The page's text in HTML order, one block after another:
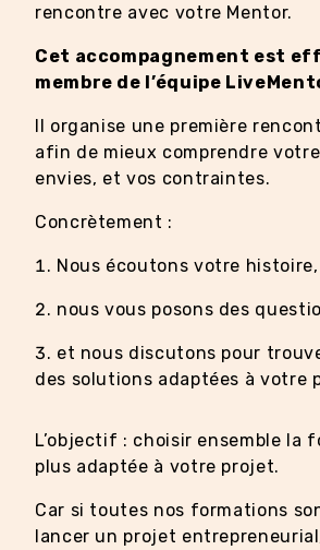
rencontre avec votre Mentor.
Cet accompagnement est
membre de l’équipe
Il organise une première
afin de mieux comprendre
envies, et vos contraintes.
Concrètement :
Nous écoutons votre histoire,
nous vous posons des
et nous discutons pour
des solutions adaptées à votre
L’objectif : choisir ensemble la
plus adaptée à votre projet.
Car si toutes nos formations
lancer un projet